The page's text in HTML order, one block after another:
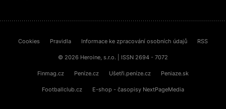
Cookies Pravidla Informace ke zpracování osobních údajů RSS
© 2026 Heroine, s.r.o. | ISSN 2694 - 7072
Finmag.cz Peníze.cz Ušetři.peníze.cz Peniaze.sk
Footballclub.cz E-shop - časopisy NextPageMedia